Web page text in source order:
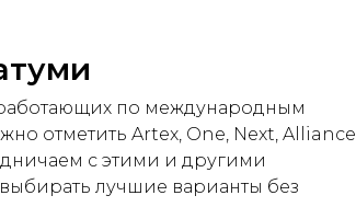
по международным
отметить Artex, One, Next, Alliance,
с этими и другими
лучшие варианты без